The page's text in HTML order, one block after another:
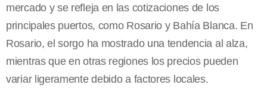
mercado y se refleja en las cotizaciones de los
principales puertos, como Rosario y Bahía Blanca. En
Rosario, el sorgo ha mostrado una tendencia al alza,
mientras que en otras regiones los precios pueden
variar ligeramente debido a factores locales.